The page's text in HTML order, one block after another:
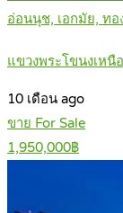
อ่อนนุช, เอกมัย, ท
แขวงพระโขนงเห
10 เดือน ago
ขาย For Sale
1,950,000฿